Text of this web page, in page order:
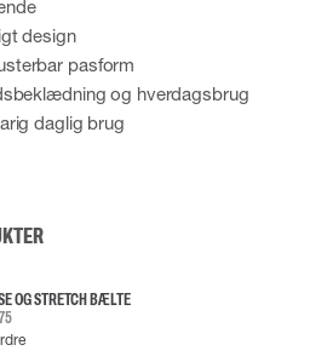
design
pasform
og hverdagsbrug
daglig brug
OG STRETCH BÆLTE